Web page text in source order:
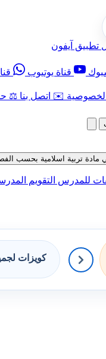
تطبيق آيفون
قناة يوتيوب
✉️ اتصل بنا ⚖️
اسلامية بحسب الفصل
للمدرس التقويم
كويزات